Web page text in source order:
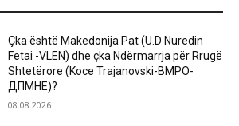
Çka është Makedonija Pat (U.D Nuredin
Fetai -VLEN) dhe çka Ndërmarrja për Rrugë
Shtetërore (Koce Trajanovski-ВМРО-
ДПМНЕ)?
08.08.2026